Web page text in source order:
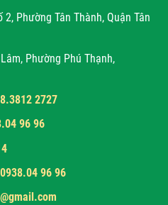
2, Phường Tân Thành, Quận Tân
Phường Phú Thạnh,
2727
96 96
0938.04 96 96